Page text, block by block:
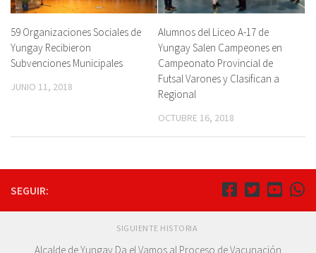
59 Organizaciones Sociales de
Yungay Recibieron
Subvenciones Municipales
JUNIO 11, 2018
Alumnos del Liceo A-17 de
Yungay Salen Campeones en
Campeonato Provincial de
Futsal Varones y Clasifican a
Regional
OCTUBRE 16, 2018
SEGUIR:
SIGUIENTE HISTORIA
Alcalde de Yungay Da el Vamos al Proceso de Vacunación